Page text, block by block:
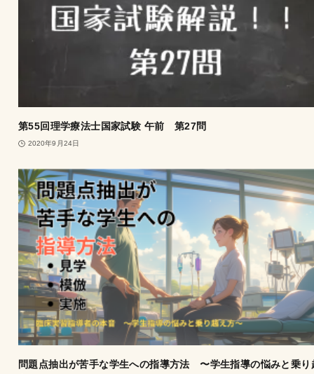
第55回理学療法士国家試験 午前 第27問
2020年9月24日
問題点抽出が苦手な学生への指導方法 〜学生指導の悩みと乗り